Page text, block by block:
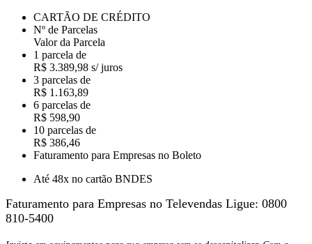
CARTÃO DE CRÉDITO
Nº de Parcelas
Valor da Parcela
1 parcela de
R$ 3.389,98 s/ juros
3 parcelas de
R$ 1.163,89
6 parcelas de
R$ 598,90
10 parcelas de
R$ 386,46
Faturamento para Empresas no Boleto
Até 48x no cartão BNDES
Faturamento para Empresas no Televendas Ligue: 0800
810-5400